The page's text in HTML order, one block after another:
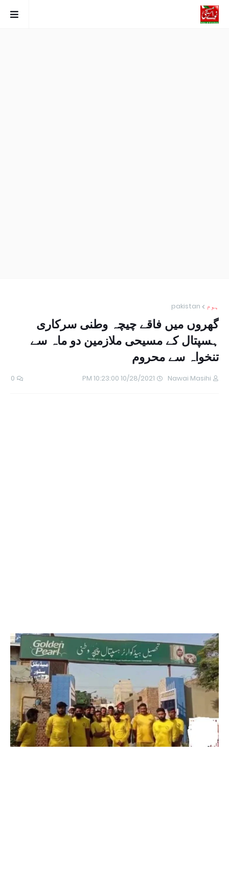
ہوم pakistan
گھروں میں فاقے چیچہ وطنی سرکاری
ہسپتال کے مسیحی ملازمین دو ماہ سے
تنخواہ سے محروم
Nawai Masihi
10/28/2021 10:23:00 PM
0